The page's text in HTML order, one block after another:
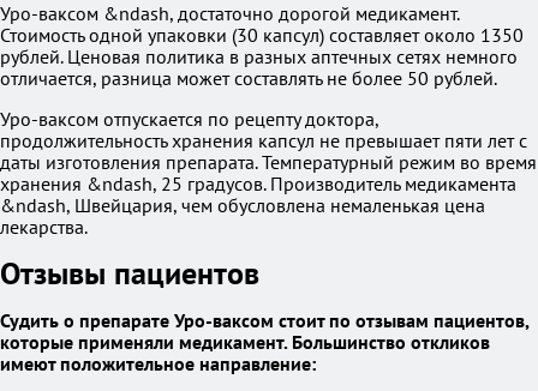
Уро-ваксом &ndash, достаточно дорогой медикамент.
Стоимость одной упаковки (30 капсул) составляет около 1350
рублей. Ценовая политика в разных аптечных сетях немного
отличается, разница может составлять не более 50 рублей.
Уро-ваксом отпускается по рецепту доктора,
продолжительность хранения капсул не превышает пяти лет с
даты изготовления препарата. Температурный режим во время
хранения &ndash, 25 градусов. Производитель медикамента
&ndash, Швейцария, чем обусловлена немаленькая цена
лекарства.
Отзывы пациентов
Судить о препарате Уро-ваксом стоит по отзывам пациентов,
которые применяли медикамент. Большинство откликов
имеют положительное направление: